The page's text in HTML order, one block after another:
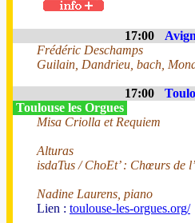
17:00
Frédéric Deschamps
Guilain, Dandrieu, bach,
17:00
Toulouse les Orgues
Misa Criolla et Requiem
Alturas
isdaTus / ChoEt’ : Chœurs de
Nadine Laurens, piano
Lien : toulouse-les-orgues.org/